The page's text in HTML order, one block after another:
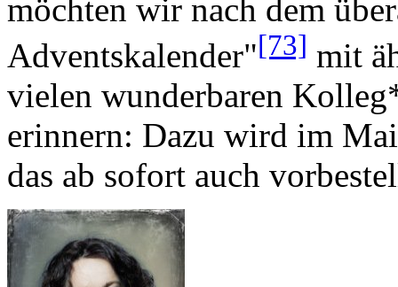
möchten wir nach dem
Adventskalender"[73] mit
vielen wunderbaren
erinnern: Dazu wird im
das ab sofort auch